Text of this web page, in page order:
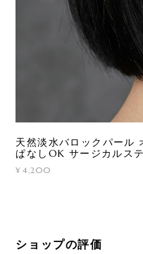
天然淡水バロックパール
ぱなしOK サージカルス
¥4,200
ショップの評価